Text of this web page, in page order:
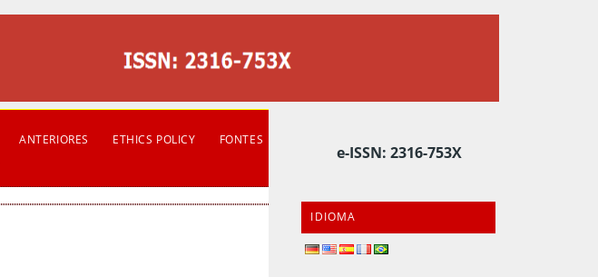
e-ISSN: 2316-753X
IDIOMA
ANTERIORES ETHICS POLICY
FONTES